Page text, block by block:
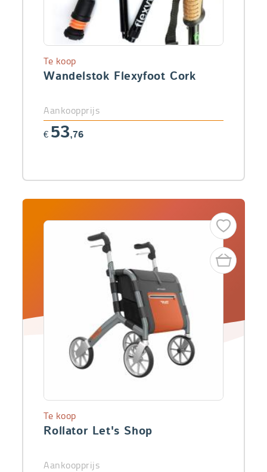
Wandelstok Flexyfoot Cork
Te koop
Aankoopprijs
€ 53,76
Rollator Let's Shop
Te koop
Aankoopprijs